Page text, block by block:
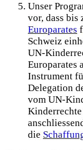
Unser
vor, dass bis
Europarates
Schweiz
UN-
Europarates
Instrument
Delegation
vom UN-
die